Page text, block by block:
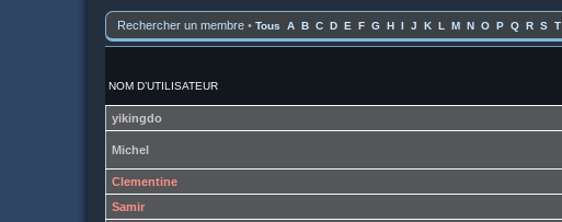
Rechercher un membre • Tous A B C D E F G H I J K L M N O P Q R S T
NOM D’UTILISATEUR
yikingdo
Michel
Clementine
Samir